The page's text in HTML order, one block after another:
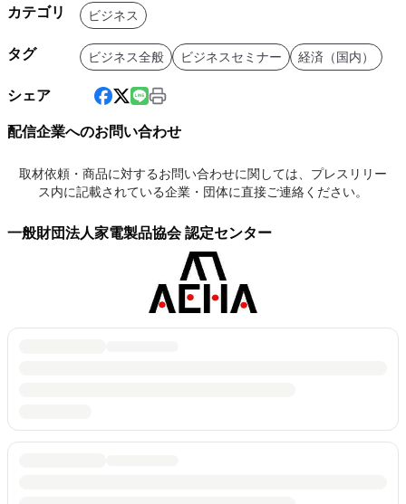
カテゴリ ビジネス
タグ ビジネス全般 ビジネスセミナー 経済（国内）
シェア
配信企業へのお問い合わせ
取材依頼・商品に対するお問い合わせに関しては、プレスリリー
ス内に記載されている企業・団体に直接ご連絡ください。
一般財団法人家電製品協会 認定センター